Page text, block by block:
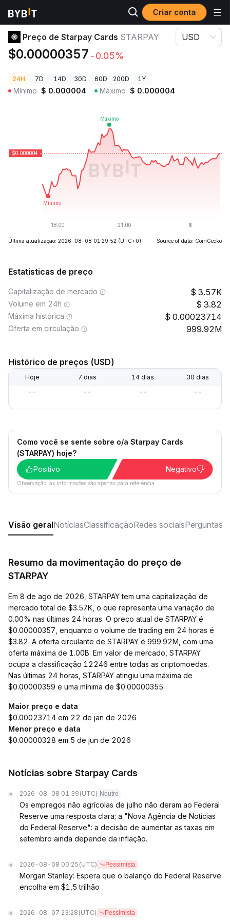
Criar conta
Preços de Criptomoedas Preço de Starpay Cards STARPAY
Preço de Starpay Cards STARPAY
$0.00000357 -0.05%
USD
24H 7D 14D 30D 60D 200D 1Y
Mínimo $ 0.000004 Máximo $ 0.000004
Última atualização: 2026-08-08 01:29:52 (UTC+0) Source of data: CoinGecko
Estatisticas de preço
Capitalização de mercado 3.57K
Volume em 24h 3.82
Máxima histórica 0.00023714
Oferta em circulação 999.92M
Histórico de preços (USD)
Hoje 7 dias 14 dias 30 dias
-- -- -- --
Como você se sente sobre o/a Starpay Cards
(STARPAY) hoje?
Positivo
Negativo
Observação: as informações são apenas para referência.
Visão geralNotíciasClassificaçãoRedes sociaisPerguntas
Resumo da movimentação do preço de
STARPAY
Em 8 de ago de 2026, STARPAY tem uma capitalização de
mercado total de $3.57K, o que representa uma variação de
0.00% nas últimas 24 horas. O preço atual de STARPAY é
$0.00000357, enquanto o volume de trading em 24 horas é
$3.82. A oferta circulante de STARPAY é 999.92M, com uma
oferta máxima de 1.00B. Em valor de mercado, STARPAY
ocupa a classificação 12246 entre todas as criptomoedas.
Nas últimas 24 horas, STARPAY atingiu uma máxima de
$0.00000359 e uma mínima de $0.00000355.
Maior preço e data
$0.00023714 em 22 de jan de 2026
Menor preço e data
$0.00000328 em 5 de jun de 2026
Notícias sobre Starpay Cards
2026-08-08 01:39 (UTC) Neutro
Os empregos não agrícolas de julho não deram ao Federal
Reserve uma resposta clara; a "Nova Agência de Notícias
do Federal Reserve": a decisão de aumentar as taxas em
setembro ainda depende da inflação.
2026-08-08 00:25 (UTC) Pessimista
Morgan Stanley: Espera que o balanço do Federal Reserve
encolha em $1,5 trilhão
2026-08-07 23:28 (UTC) Pessimista